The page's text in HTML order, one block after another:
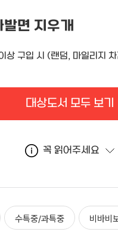
발면 지우개
상 구입 시 (랜덤, 마일리지
대상도서 모두 보기
꼭 읽어주세요
수특중/과특중 비바비